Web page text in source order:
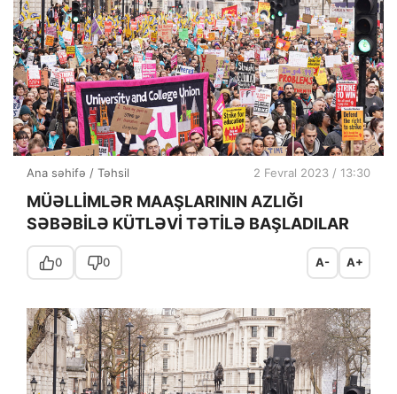
Ana səhifə / Təhsil 2 Fevral 2023 / 13:30
MÜƏLLİMLƏR MAAŞLARININ AZLIĞI
SƏBƏBİLƏ KÜTLƏVİ TƏTİLƏ BAŞLADILAR
0 0 A- A+